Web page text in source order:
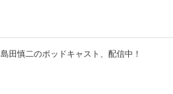
島田慎二のポッドキャスト、配信中！